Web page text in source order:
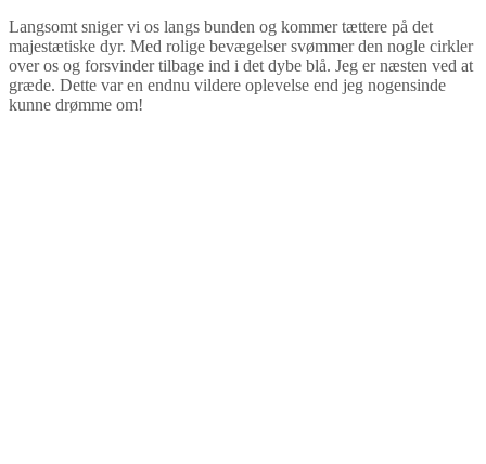
Langsomt sniger vi os langs bunden og kommer tættere på det
majestætiske dyr. Med rolige bevægelser svømmer den nogle cirkler
over os og forsvinder tilbage ind i det dybe blå. Jeg er næsten ved at
græde. Dette var en endnu vildere oplevelse end jeg nogensinde
kunne drømme om!